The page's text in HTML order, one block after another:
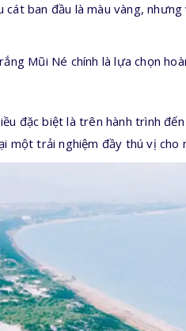
ban đầu là màu vàng,
Mũi Né chính là lựa chọn
đặc biệt là trên hành trình
một trải nghiệm đầy thú vị cho